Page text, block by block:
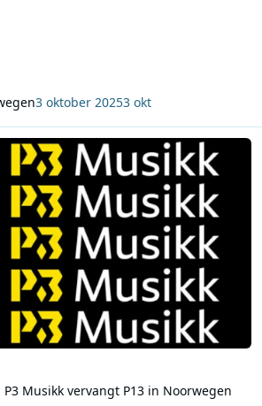
3 oktober 20253 okt
radiostation P3 Musikk vervangt P13 in
Musikk vervangt P13 in Noorwegen